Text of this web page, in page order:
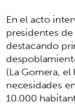
En el acto
presidentes
destacando
(La Gomera, el
necesidades
10.000